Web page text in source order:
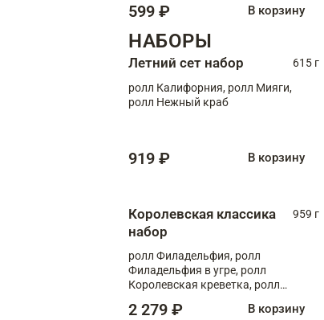
599 ₽ В корзину
НАБОРЫ
Летний сет набор
615 г
ролл Калифорния, ролл Мияги,
ролл Нежный краб
919 ₽ В корзину
Королевская классика
набор
959 г
ролл Филадельфия, ролл
Филадельфия в угре, ролл
Королевская креветка, ролл
2 279 ₽ В корзину